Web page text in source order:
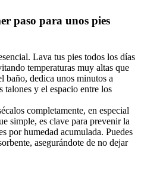
paso para unos pies
Lava tus pies todos los días
temperaturas muy altas que
baño, dedica unos minutos a
y el espacio entre los
completamente, en especial
simple, es clave para prevenir la
por humedad acumulada. Puedes
asegurándote de no dejar